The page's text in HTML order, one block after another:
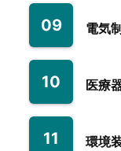
09 電気
10 医療
11 環境